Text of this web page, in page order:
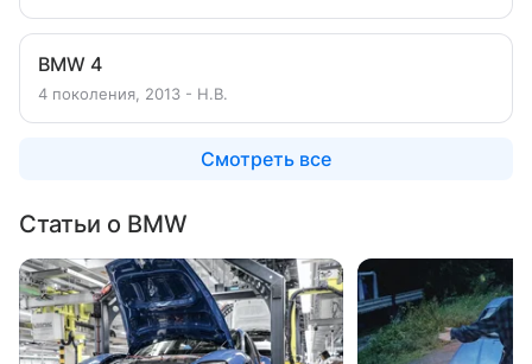
BMW 4
4 поколения, 2013 - Н.В.
Смотреть все
Статьи о BMW